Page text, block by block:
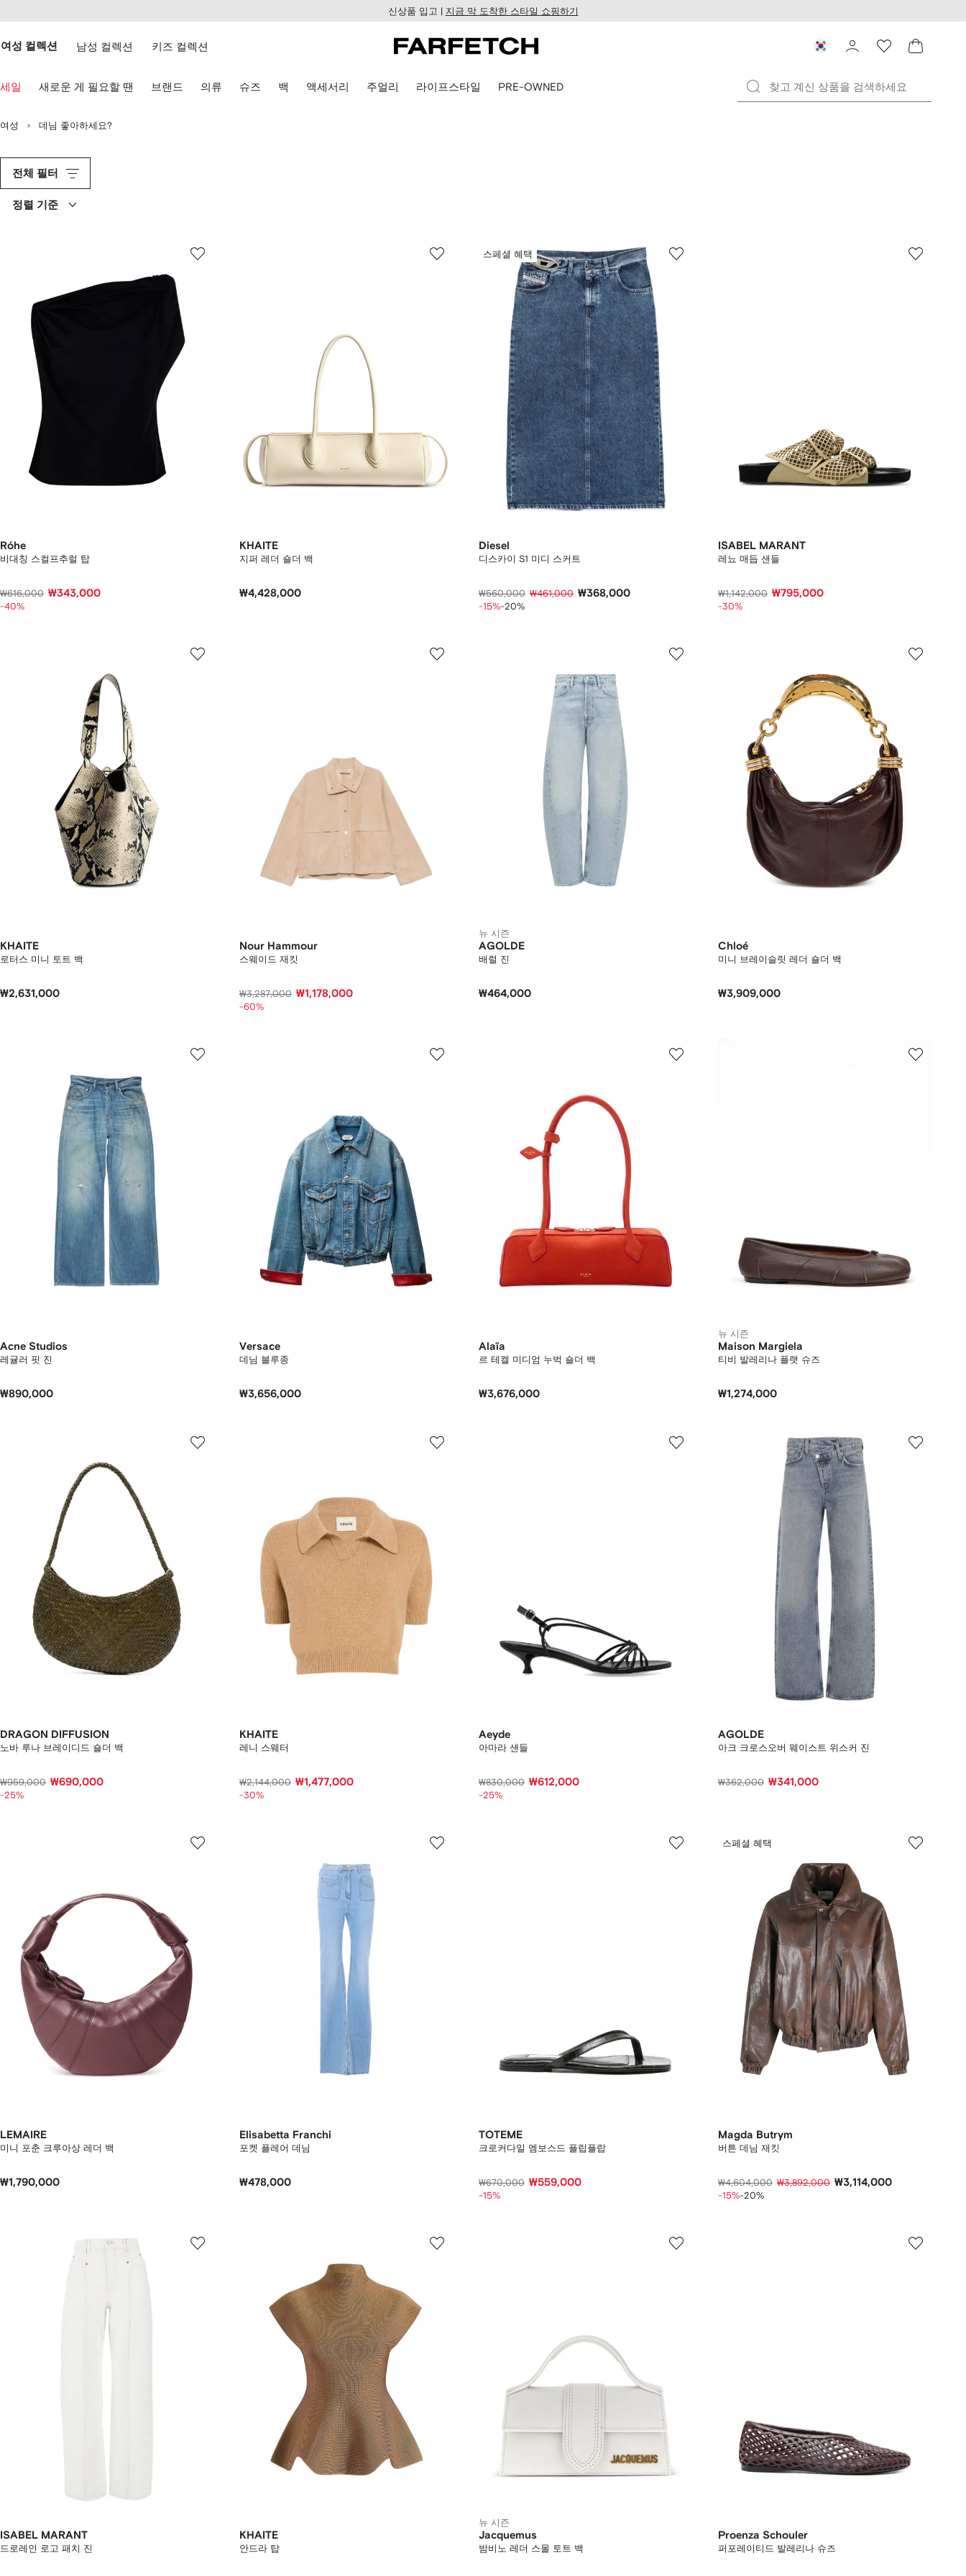
건
기
웹
근
신상품 입고 | 지금 막 도착한 스타일 쇼핑하기
여성 컬렉션 남성 컬렉션 키즈 컬렉션
세일 새로운 게 필요할 땐 브랜드 의류 슈즈 백 액세서리 주얼리 라이프스타일 PRE-OWNED
여성 데님 좋아하세요?
전체 필터
정렬 기준
Róhe
비대칭 스컬프추럴 탑
₩616,000 ₩343,000
-40%
KHAITE
지퍼 레더 숄더 백
₩4,428,000
스페셜 혜택
Diesel
디스카이 S1 미디 스커트
₩560,000 ₩461,000 ₩368,000
-15%-20%
ISABEL MARANT
레뇨 매듭 샌들
₩1,142,000 ₩795,000
-30%
KHAITE
로터스 미니 토트 백
₩2,631,000
Nour Hammour
스웨이드 재킷
₩3,287,000 ₩1,178,000
-60%
뉴 시즌
AGOLDE
배럴 진
₩464,000
Chloé
미니 브레이슬릿 레더 숄더 백
₩3,909,000
Acne Studios
레귤러 핏 진
₩890,000
Versace
데님 블루종
₩3,656,000
Alaïa
르 테켈 미디엄 누벅 숄더 백
₩3,676,000
뉴 시즌
Maison Margiela
티비 발레리나 플랫 슈즈
₩1,274,000
DRAGON DIFFUSION
노바 루나 브레이디드 숄더 백
₩959,000 ₩690,000
-25%
KHAITE
레니 스웨터
₩2,144,000 ₩1,477,000
-30%
Aeyde
아마라 샌들
₩830,000 ₩612,000
-25%
AGOLDE
아크 크로스오버 웨이스트 위스커 진
₩362,000 ₩341,000
LEMAIRE
미니 포춘 크루아상 레더 백
₩1,790,000
Elisabetta Franchi
포켓 플레어 데님
₩478,000
TOTEME
크로커다일 엠보스드 플립플랍
₩670,000 ₩559,000
-15%
스페셜 혜택
Magda Butrym
버튼 데님 재킷
₩4,604,000 ₩3,892,000 ₩3,114,000
-15%-20%
ISABEL MARANT
드로레인 로고 패치 진
KHAITE
안드라 탑
뉴 시즌
Jacquemus
밤비노 레더 스몰 토트 백
Proenza Schouler
퍼포레이티드 발레리나 슈즈